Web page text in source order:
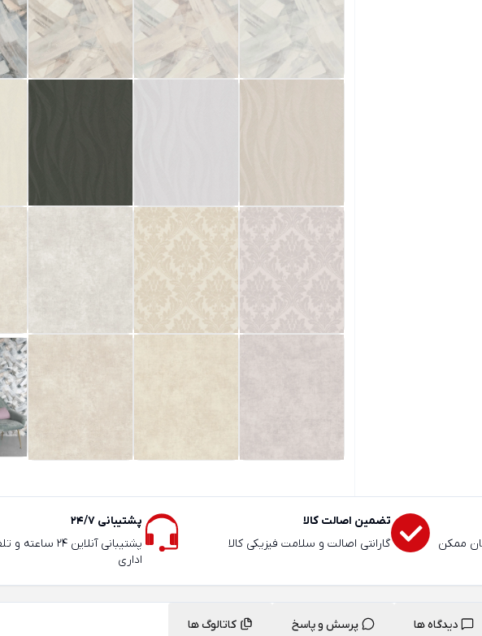
ممکن
تضمین اصالت کالا
گارانتی اصالت و سلامت فیزیکی کالا
پشتیبانی 24/7
پشتیبانی آنلاین
اداری
دیدگاه ها پرسش و پاسخ کاتالوگ ها